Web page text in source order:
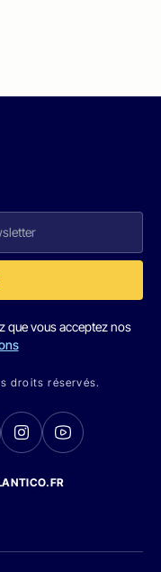
que vous acceptez nos
droits réservés.